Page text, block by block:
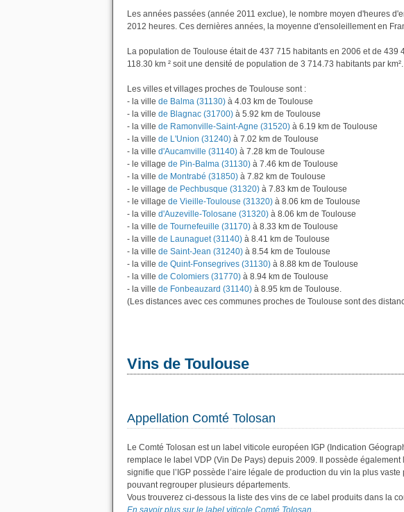
Les années passées (année 2011 exclue), le nombre moyen d'heures
2012 heures. Ces dernières années, la moyenne d'ensoleillement en
La population de Toulouse était de 437 715 habitants en 2006 et de
118.30 km ² soit une densité de population de 3 714.73 habitants par km².
Les villes et villages proches de Toulouse sont :
- la ville de Balma (31130) à 4.03 km de Toulouse
- la ville de Blagnac (31700) à 5.92 km de Toulouse
- la ville de Ramonville-Saint-Agne (31520) à 6.19 km de Toulouse
- la ville de L'Union (31240) à 7.02 km de Toulouse
- la ville d'Aucamville (31140) à 7.28 km de Toulouse
- le village de Pin-Balma (31130) à 7.46 km de Toulouse
- la ville de Montrabé (31850) à 7.82 km de Toulouse
- le village de Pechbusque (31320) à 7.83 km de Toulouse
- le village de Vieille-Toulouse (31320) à 8.06 km de Toulouse
- la ville d'Auzeville-Tolosane (31320) à 8.06 km de Toulouse
- la ville de Tournefeuille (31170) à 8.33 km de Toulouse
- la ville de Launaguet (31140) à 8.41 km de Toulouse
- la ville de Saint-Jean (31240) à 8.54 km de Toulouse
- la ville de Quint-Fonsegrives (31130) à 8.88 km de Toulouse
- la ville de Colomiers (31770) à 8.94 km de Toulouse
- la ville de Fonbeauzard (31140) à 8.95 km de Toulouse.
(Les distances avec ces communes proches de Toulouse sont des
Vins de Toulouse
Appellation Comté Tolosan
Le Comté Tolosan est un label viticole européen IGP (Indication
remplace le label VDP (Vin De Pays) depuis 2009. Il possède également
signifie que l’IGP possède l’aire légale de production du vin la plus
pouvant regrouper plusieurs départements.
Vous trouverez ci-dessous la liste des vins de ce label produits dans la
En savoir plus sur le label viticole Comté Tolosan...